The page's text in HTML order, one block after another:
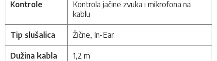
Kontrole
Kontrola jačine zvuka i mikrofona na
kablu
Tip slušalica Žične, In-Ear
Dužina kabla 1,2 m